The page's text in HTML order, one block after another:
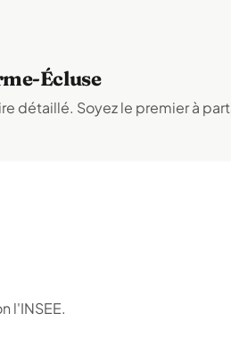
Écluse
détaillé. Soyez le premier à
l'INSEE.